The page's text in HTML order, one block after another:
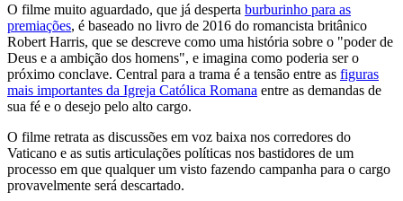
O filme muito aguardado, que já desperta burburinho para as
premiações, é baseado no livro de 2016 do romancista britânico
Robert Harris, que se descreve como uma história sobre o "poder de
Deus e a ambição dos homens", e imagina como poderia ser o
próximo conclave. Central para a trama é a tensão entre as figuras
mais importantes da Igreja Católica Romana entre as demandas de
sua fé e o desejo pelo alto cargo.
O filme retrata as discussões em voz baixa nos corredores do
Vaticano e as sutis articulações políticas nos bastidores de um
processo em que qualquer um visto fazendo campanha para o cargo
provavelmente será descartado.